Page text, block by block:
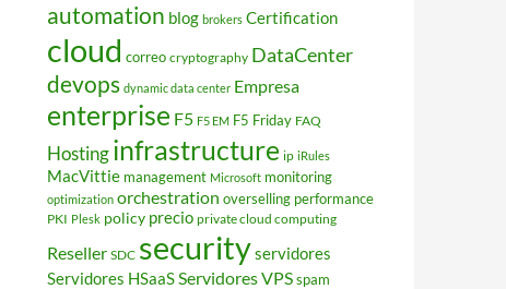
automation blog brokers Certification
cloud correo cryptography DataCenter
devops dynamic data center Empresa
enterprise F5 F5 EM F5 Friday FAQ
Hostinginfrastructure ip iRules
MacVittie management Microsoft monitoring
optimization orchestration overselling performance
PKI Plesk policy precio private cloud computing
Reseller SDC securityservidores
Servidores HSaaSServidores VPSspam